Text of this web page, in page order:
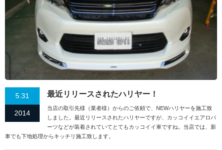
5.31
2014
最近リリースされたハリヤー！
当店の取引先様（業者様）からのご依頼で、NEWハリヤーを施工致
しました。最近リリースされたハリヤーですが、カッコイイエアロパ
ーツなどが装着されていてとてもカッコイイ車ですね。当店では、新
車でも下地処理からキッチリ施工致します。